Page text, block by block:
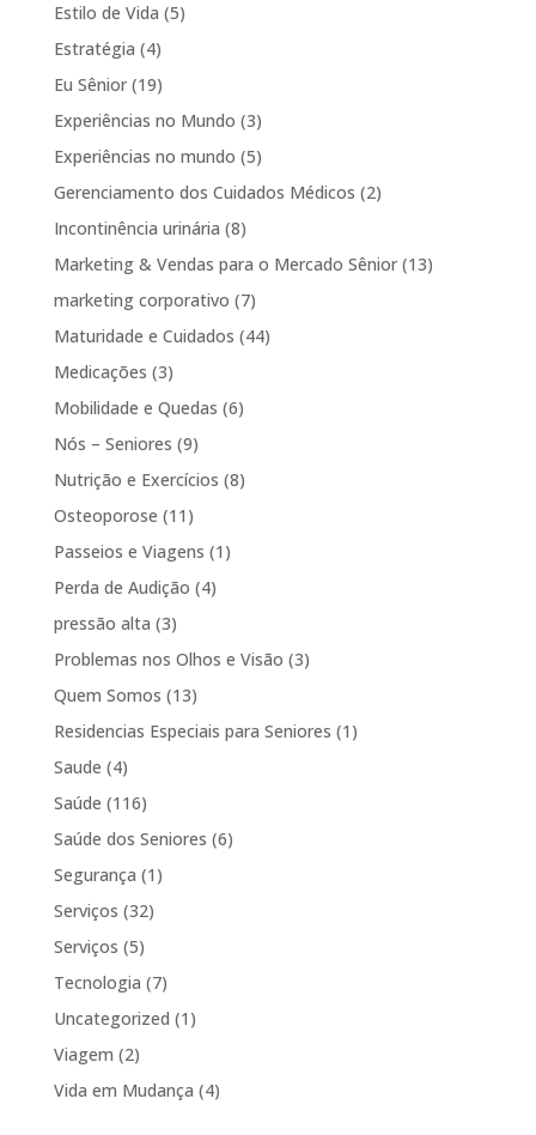
Estilo de Vida (5)
Estratégia (4)
Eu Sênior(19)
Experiências no Mundo (3)
Experiências no mundo (5)
Gerenciamento dos Cuidados Médicos (2)
Incontinência urinária (8)
Marketing & Vendas para o Mercado Sênior(13)
marketing corporativo (7)
Maturidade e Cuidados (44)
Medicações (3)
Mobilidade e Quedas (6)
Nós – Seniores (9)
Nutrição e Exercícios (8)
Osteoporose (11)
Passeios e Viagens (1)
Perda de Audição (4)
pressão alta (3)
Problemas nos Olhos e Visão (3)
Quem Somos (13)
Residencias Especiais para Seniores (1)
Saude (4)
Saúde (116)
Saúde dos Seniores (6)
Segurança (1)
Serviços (32)
Serviços (5)
Tecnologia (7)
Uncategorized (1)
Viagem (2)
Vida em Mudança (4)